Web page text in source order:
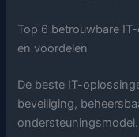
Top 6 betrouwbare
en voordelen
De beste IT-
beveiliging,